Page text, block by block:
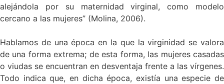
alejándola por su maternidad virginal, como modelo
cercano a las mujeres” (Molina, 2006).
Hablamos de una época en la que la virginidad se valora
de una forma extrema; de esta forma, las mujeres casadas
o viudas se encuentran en desventaja frente a las vírgenes.
Todo indica que, en dicha época, existía una especie de